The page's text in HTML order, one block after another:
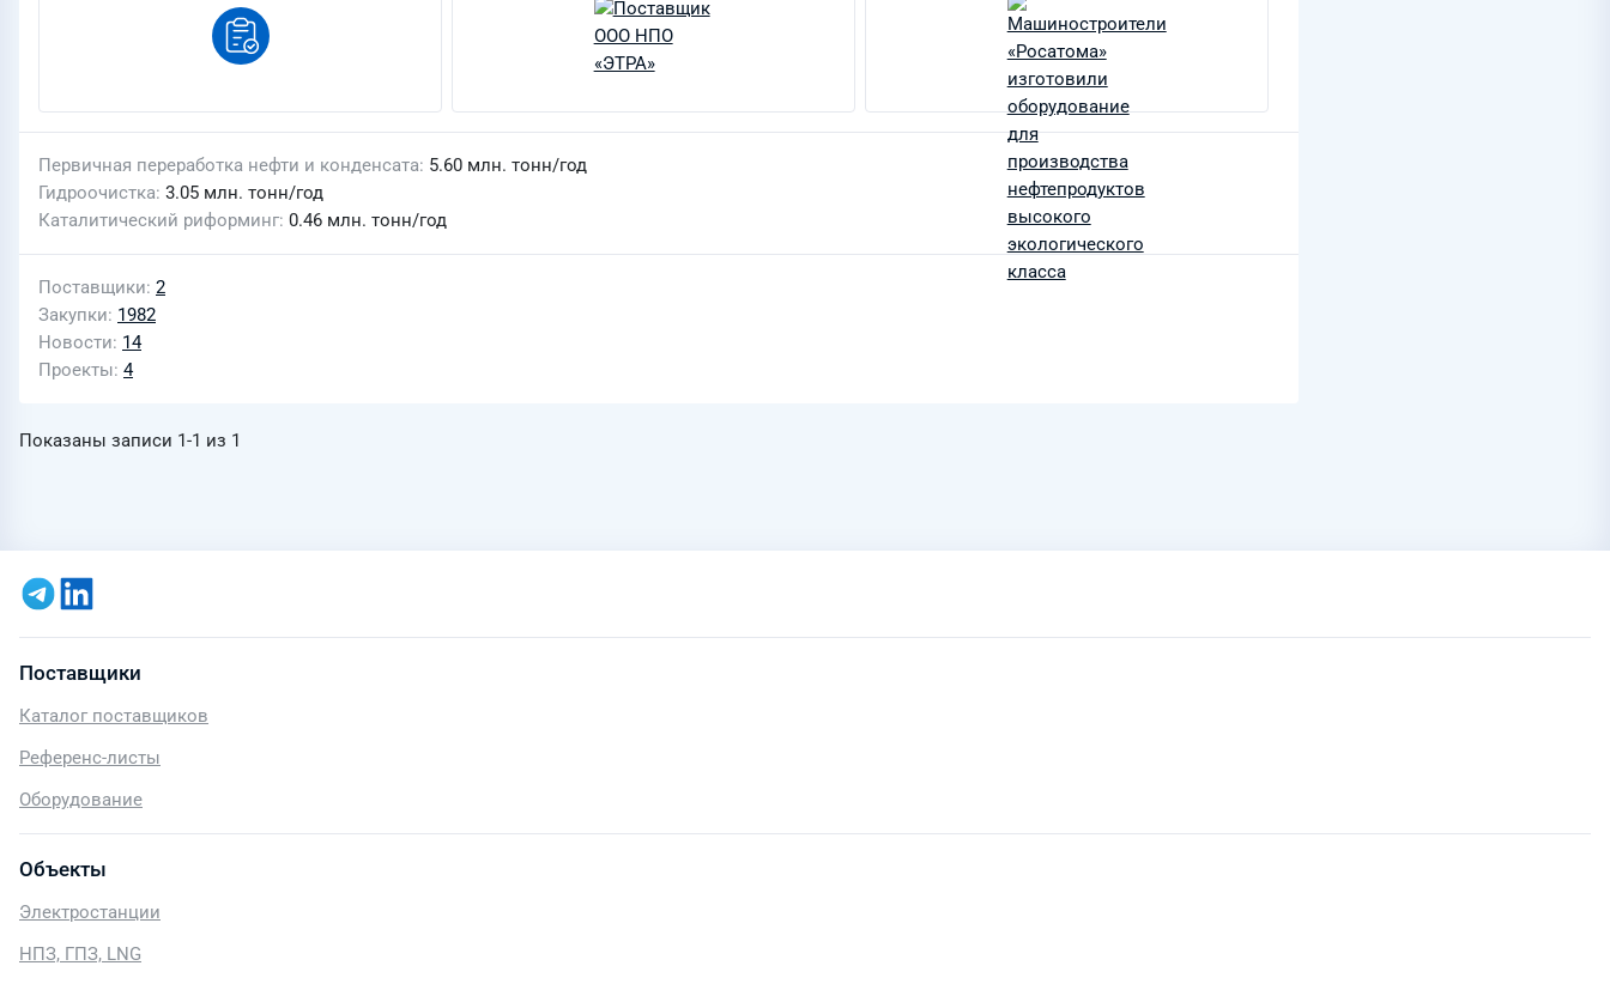
Первичная переработка нефти и конденсата 5.60 млн. тонн/год
Гидроочистка 3.05 млн. тонн/год
Каталитический риформинг 0.46 млн. тонн/год
Поставщики 2
Закупки 1982
Новости 14
Проекты 4
Показаны записи 1-1 из 1
Поставщики
Каталог поставщиков
Референс-листы
Оборудование
Объекты
Электростанции
НПЗ, ГПЗ, LNG